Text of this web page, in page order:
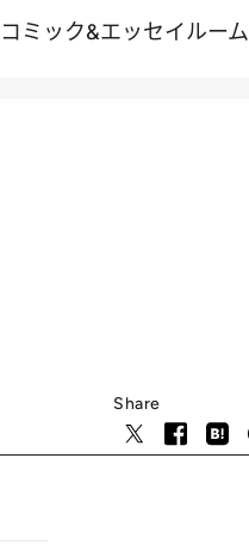
コミック&エッセイルーム
Share